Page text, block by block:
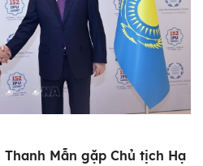
Mẫn gặp Chủ tịch Hạ